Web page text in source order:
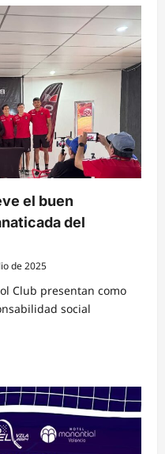
el buen
del
de 2025
Club presentan como
social